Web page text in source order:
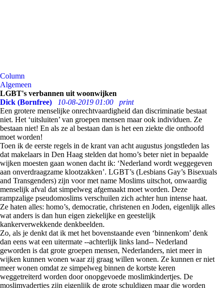
Column
Algemeen
LGBT's verbannen uit woonwijken
Dick (Bornfree)
10-08-2019 01:00
print
Een grotere menselijke onrechtvaardigheid dan discriminatie bestaat
niet. Het ‘uitsluiten’ van groepen mensen maar ook individuen. Ze
bestaan niet! En als ze al bestaan dan is het een ziekte die onthoofd
moet worden!
Toen ik de eerste regels in de krant van acht augustus jongstleden las
dat makelaars in Den Haag stelden dat homo’s beter niet in bepaalde
wijken moesten gaan wonen dacht ik: ‘Nederland wordt weggegeven
aan onverdraagzame klootzakken’. LGBT’s (Lesbians Gay’s Bisexuals
and Transgenders) zijn voor met name Moslims uitschot, onwaardig
menselijk afval dat simpelweg afgemaakt moet worden. Deze
rampzalige pseudomoslims verschuilen zich achter hun intense haat.
Ze haten alles: homo’s, democratie, christenen en Joden, eigenlijk alles
wat anders is dan hun eigen ziekelijke en geestelijk
kankerverwekkende denkbeelden.
Zo, als je denkt dat ik met het bovenstaande even ‘binnenkom’ denk
dan eens wat een uitermate --achterlijk links land-- Nederland
geworden is dat grote groepen mensen, Nederlanders, niet meer in
wijken kunnen wonen waar zij graag willen wonen. Ze kunnen er niet
meer wonen omdat ze simpelweg binnen de kortste keren
weggetreiterd worden door onopgevoede moslimkindertjes. De
moslimvadertjes zijn eigenlijk de grote schuldigen maar die worden